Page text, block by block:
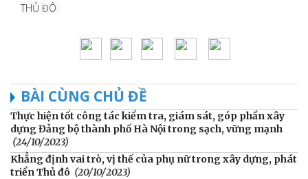
THỦ ĐÔ
BÀI CÙNG CHỦ ĐỀ
Thực hiện tốt công tác kiểm tra, giám sát, góp phần xây
dựng Đảng bộ thành phố Hà Nội trong sạch, vững mạnh
(24/10/2023)
Khẳng định vai trò, vị thế của phụ nữ trong xây dựng, phát
triển Thủ đô (20/10/2023)